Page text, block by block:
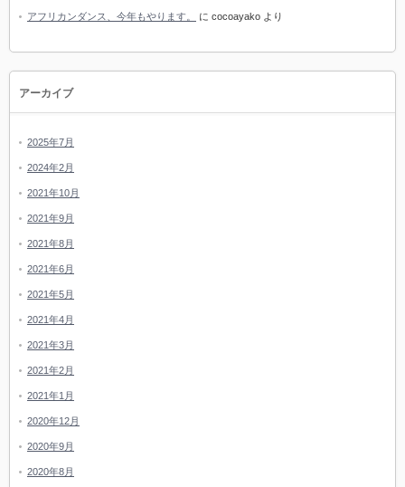
アフリカンダンス、今年もやります。 に cocoayako より
アーカイブ
2025年7月
2024年2月
2021年10月
2021年9月
2021年8月
2021年6月
2021年5月
2021年4月
2021年3月
2021年2月
2021年1月
2020年12月
2020年9月
2020年8月